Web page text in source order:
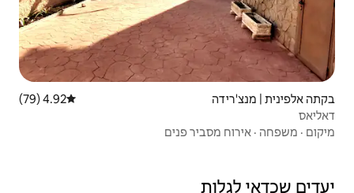
דירוג ממוצע של 4.92 מתוך 5, 79 ביקורות
4.92 (79)
פנים